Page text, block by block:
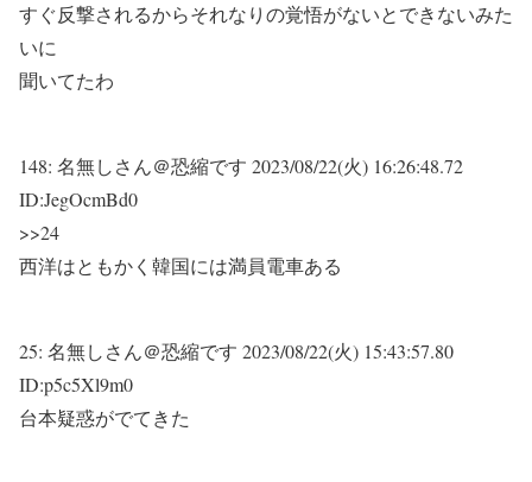
すぐ反撃されるからそれなりの覚悟がないとできないみた
いに
聞いてたわ
148: 名無しさん＠恐縮です 2023/08/22(火) 16:26:48.72
ID:JegOcmBd0
>>24
西洋はともかく韓国には満員電車ある
25: 名無しさん＠恐縮です 2023/08/22(火) 15:43:57.80
ID:p5c5Xl9m0
台本疑惑がでてきた